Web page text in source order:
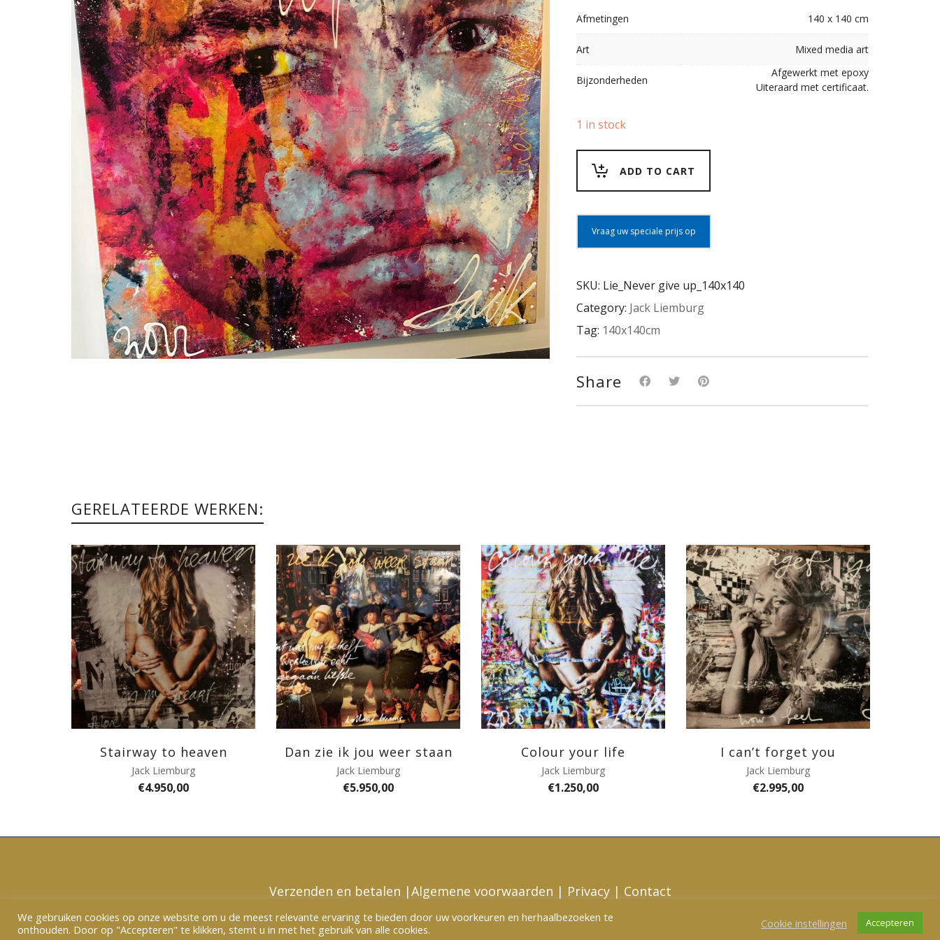
Afmetingen 140 x 140 cm
Art Mixed media art
Bijzonderheden
Afgewerkt met epoxy
Uiteraard met certificaat.
1 in stock
ADD TO CART
Vraag uw speciale prijs op
SKU: Lie_Never give up_140x140
Category: Jack Liemburg
Tag: 140x140cm
Share
GERELATEERDE WERKEN:
Stairway to heaven
Jack Liemburg
€4.950,00
Dan zie ik jou weer staan
Jack Liemburg
€5.950,00
Colour your life
Jack Liemburg
€1.250,00
I can’t forget you
Jack Liemburg
€2.995,00
Verzenden en betalen |Algemene voorwaarden | Privacy | Contact
©2026 Art Today Assen | webdesign byran-e consult
We gebruiken cookies op onze website om u de meest relevante ervaring te bieden door uw voorkeuren en herhaalbezoeken te
onthouden. Door op "Accepteren" te klikken, stemt u in met het gebruik van alle cookies.
Cookie instellingen Accepteren